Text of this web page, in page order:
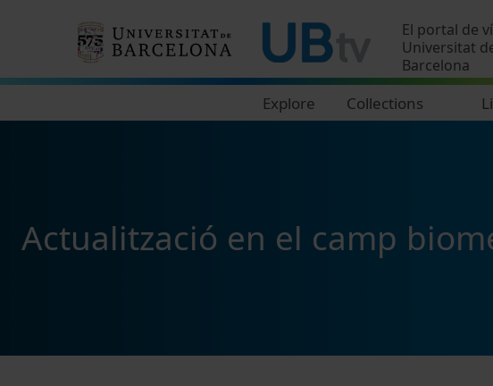
El portal de
Universitat
Barcelona
Explore Collections
Actualització en el camp